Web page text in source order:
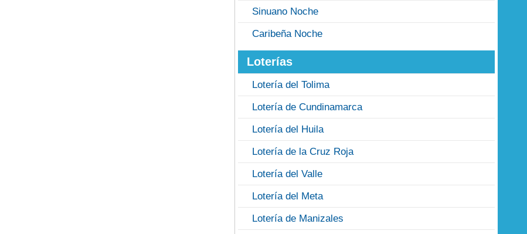
Sinuano Noche
Caribeña Noche
Loterías
Lotería del Tolima
Lotería de Cundinamarca
Lotería del Huila
Lotería de la Cruz Roja
Lotería del Valle
Lotería del Meta
Lotería de Manizales